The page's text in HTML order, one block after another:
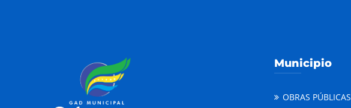
Municipio
OBRAS PÚBLICAS